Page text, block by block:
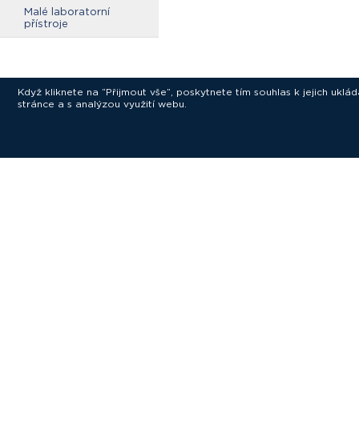
Malé laboratorní
přístroje
Když kliknete na “Přijmout vše”, poskytnete tím souhlas k jejich
stránce a s analýzou využití webu.